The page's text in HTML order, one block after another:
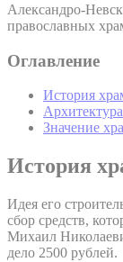
Александро-
православных
Оглавление
История
Значение
История
Идея его
сбор средств,
Михаил
дело 2500 рублей.